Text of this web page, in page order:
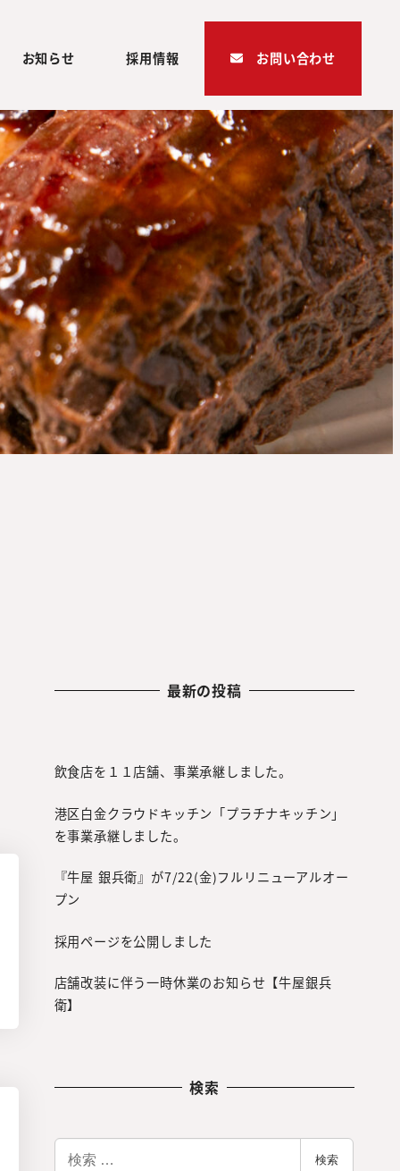
お知らせ 採用情報 お問い合わせ
最新の投稿
飲食店を１１店舗、事業承継しました。
港区白金クラウドキッチン「プラチナキッチン」
を事業承継しました。
『牛屋 銀兵衛』が7/22(金)フルリニューアルオー
プン
採用ページを公開しました
店舗改装に伴う一時休業のお知らせ【牛屋銀兵
衛】
検索
検索